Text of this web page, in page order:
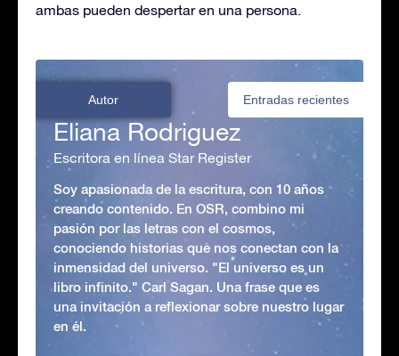
ambas pueden despertar en una persona.
Autor Entradas recientes
Eliana Rodriguez
Escritora en línea Star Register
Soy apasionada de la escritura, con 10 años
creando contenido. En OSR, combino mi
pasión por las letras con el cosmos,
conociendo historias que nos conectan con la
inmensidad del universo. "El universo es un
libro infinito." Carl Sagan. Una frase que es
una invitación a reflexionar sobre nuestro lugar
en él.